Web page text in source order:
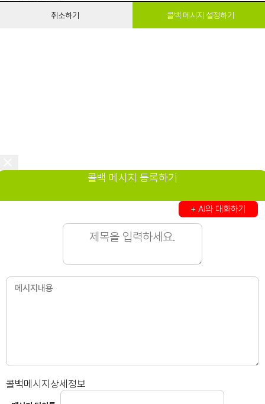
취소하기 콜백 메시지 설정하기
콜백 메시지 등록하기
+ AI와 대화하기
콜백메시지상세정보